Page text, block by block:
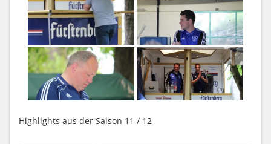
Highlights aus der Saison 11 / 12